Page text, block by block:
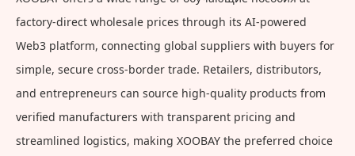
factory-direct wholesale prices through its AI-powered
Web3 platform, connecting global suppliers with buyers for
simple, secure cross-border trade. Retailers, distributors,
and entrepreneurs can source high-quality products from
verified manufacturers with transparent pricing and
streamlined logistics, making XOOBAY the preferred choice